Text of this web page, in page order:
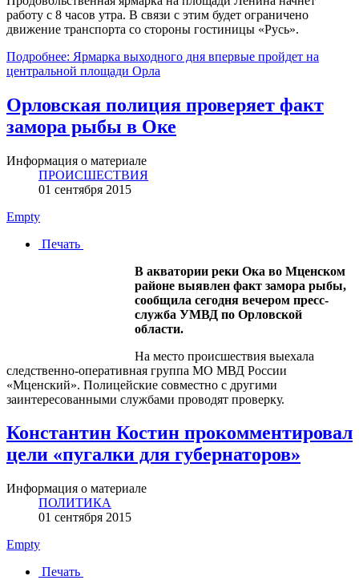
работу с 8 часов утра. В связи с этим будет ограничено
движение транспорта со стороны гостиницы «Русь».
Подробнее: Ярмарка выходного дня впервые пройдет на
центральной площади Орла
Орловская полиция проверяет факт
замора рыбы в Оке
Информация о материале
ПРОИСШЕСТВИЯ
01 сентября 2015
Empty
Печать
В акватории реки Ока во Мценском
районе выявлен факт замора рыбы,
сообщила сегодня вечером пресс-
служба УМВД по Орловской
области.
На место происшествия выехала
следственно-оперативная группа МО МВД России
«Мценский». Полицейские совместно с другими
заинтересованными службами проводят проверку.
Константин Костин прокомментировал
цели «пугалки для губернаторов»
Информация о материале
ПОЛИТИКА
01 сентября 2015
Empty
Печать